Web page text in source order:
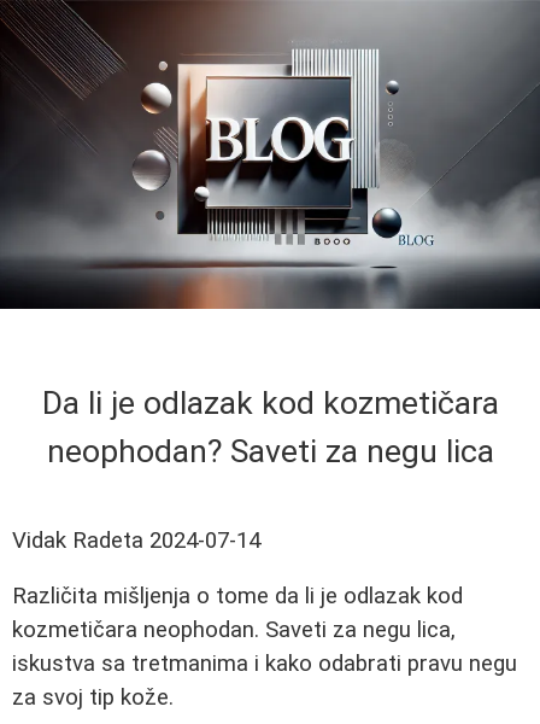
Da li je odlazak kod kozmetičara
neophodan? Saveti za negu lica
Vidak Radeta 2024-07-14
Različita mišljenja o tome da li je odlazak kod
kozmetičara neophodan. Saveti za negu lica,
iskustva sa tretmanima i kako odabrati pravu negu
za svoj tip kože.